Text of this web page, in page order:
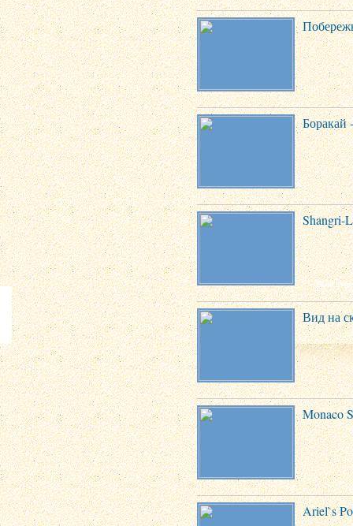
Боракай
Shangri-
Вид на
Monaco
Ariel`s